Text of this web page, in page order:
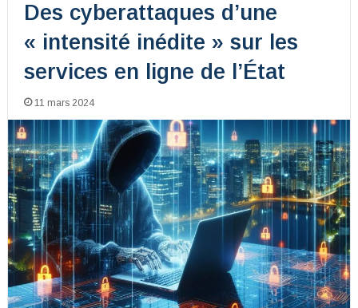
Des cyberattaques d’une
« intensité inédite » sur les
services en ligne de l’État
11 mars 2024